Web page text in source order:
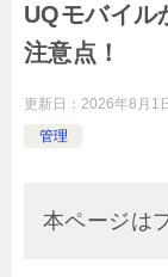
UQモバイル
注意点！
更新日： 2026年8月1
管理
本ページは